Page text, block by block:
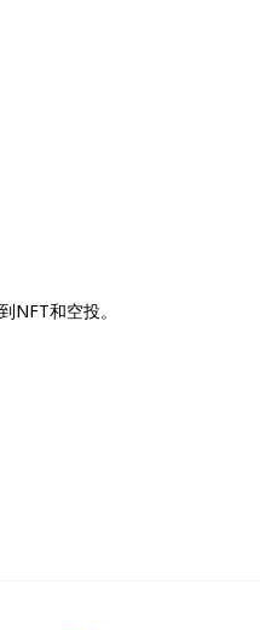
NFT和空投。